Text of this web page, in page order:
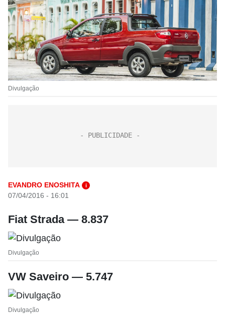
Divulgação
EVANDRO ENOSHITA i
07/04/2016 - 16:01
Fiat Strada — 8.837
Divulgação
VW Saveiro — 5.747
Divulgação